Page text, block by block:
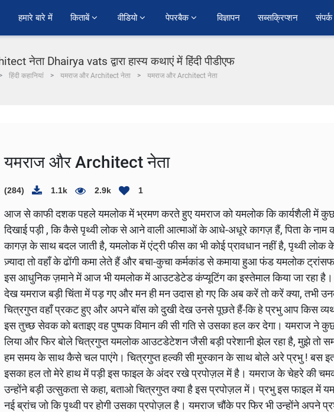
हमारे बारे में किताबें वीडियो पेपरबैक विज्ञापन सब्सक्रिप्शन
नेता Dhairya vats द्वारा हास्य कथाएं में हिंदी पीडीएफ
हिंदी कहानियां यमराज और Architect नेता यमराज और Architect नेता
यमराज और Architect नेता
(284) 1.1k 2.9k 1
आज से काफी दशक पहले यमलोक में भ्रमण करते हुए यमराज को यमलोक कि कार्यशैली में
दिखाई पड़ी , कि कैसे पृथ्वी लोक से आने वाली आत्माओं के आधे-अधूरे कागज़ हैं, पिता के नाम
कागज़ के साथ बदल जाती है, यमलोक में एंट्री फीस का भी कोई प्रावधान नहीं है, पृथ्वी लोक
ज़्यादा तो वहाँ के ढोंगी कमा लेते हैं और बचा-कुचा कर्मकांड से कमाया हुआ फंड यमलोक
इस आधुनिक ज़माने में आज भी यमलोक में आउटडेटेड कंप्यूटिंग का इस्तेमाल किया जा रहा
देख यमराज बड़ी चिंता में पड़ गए और मन ही मन उदास हो गए कि अब करें तो करें क्या, तभी
चित्रगुप्त वहाँ प्रकट हुए और अपने बॉस को दुखी देख उनसे पूछते हैं-कि हे प्रभु आप किस
इस तुच्छ सेवक को बताइए वह पुष्पक विमान की सी गति से उसका हल कर देगा। यमराज ने
लिया और फिर बोले चित्रगुप्त यमलोक आउटडेटेशन जैसी बड़ी परेशानी झेल रहा है, मुझे तो
हम समय के साथ कैसे चल पाएंगे। चित्रगुप्त हल्की सी मुस्कान के साथ बोले अरे प्रभु ! बस
इसका हल तो मेरे हाथ में पड़ी इस फाइल के अंदर रखे प्रपोज़ल में है। यमराज के चेहरे की
उन्होंने बड़ी उत्सुकता से कहा, बताओ चित्रगुप्त क्या है इस प्रपोज़ल में। प्रभु इस फाइल में
नई ब्रांच जो कि पृथ्वी पर होगी उसका प्रपोज़ल है। यमराज चौंके पर फिर भी उन्होंने अपने